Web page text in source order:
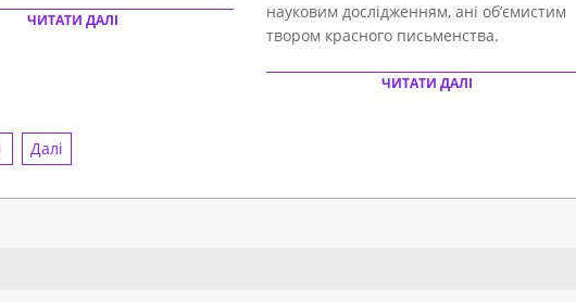
ЧИТАТИ ДАЛІ
науковим дослідженням, ані об’ємистим
твором красного письменства.
ЧИТАТИ ДАЛІ
Далі